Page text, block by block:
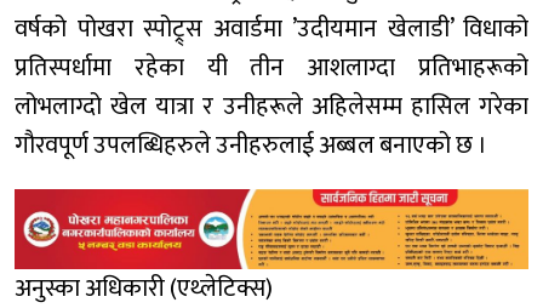
वर्षको पोखरा स्पोट्र्स अवार्डमा ’उदीयमान खेलाडी’ विधाको
प्रतिस्पर्धामा रहेका यी तीन आशलाग्दा प्रतिभाहरूको
लोभलाग्दो खेल यात्रा र उनीहरूले अहिलेसम्म हासिल गरेका
गौरवपूर्ण उपलब्धिहरुले उनीहरुलाई अब्बल बनाएको छ ।
अनुस्का अधिकारी (एथ्लेटिक्स)